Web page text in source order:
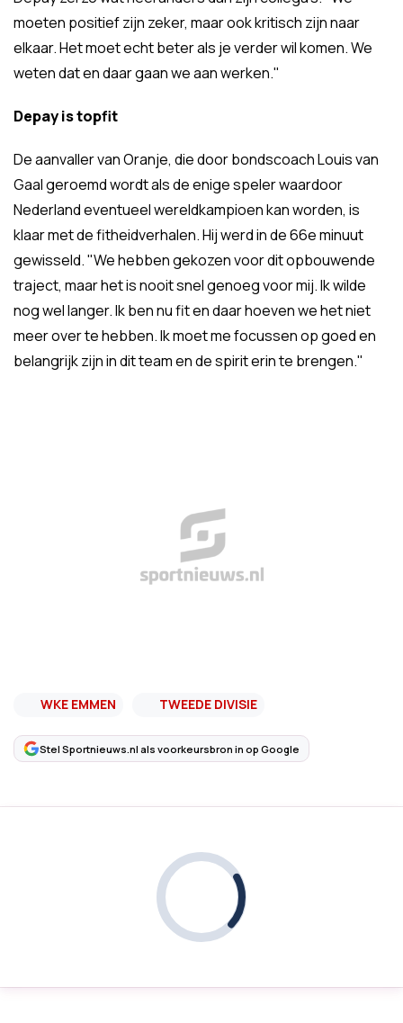
moeten positief zijn zeker, maar ook kritisch zijn naar
elkaar. Het moet echt beter als je verder wil komen. We
weten dat en daar gaan we aan werken."
Depay is topfit
De aanvaller van Oranje, die door bondscoach Louis van
Gaal geroemd wordt als de enige speler waardoor
Nederland eventueel wereldkampioen kan worden, is
klaar met de fitheidverhalen. Hij werd in de 66e minuut
gewisseld. "We hebben gekozen voor dit opbouwende
traject, maar het is nooit snel genoeg voor mij. Ik wilde
nog wel langer. Ik ben nu fit en daar hoeven we het niet
meer over te hebben. Ik moet me focussen op goed en
belangrijk zijn in dit team en de spirit erin te brengen."
WKE EMMEN TWEEDE DIVISIE
Stel Sportnieuws.nl als voorkeursbron in op Google